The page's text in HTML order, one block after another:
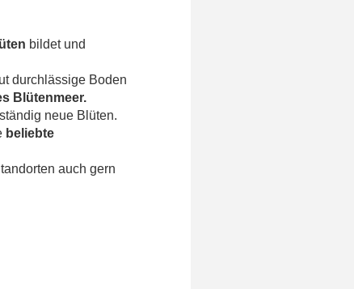
bildet und
durchlässige Boden
Blütenmeer.
neue Blüten.
beliebte
auch gern